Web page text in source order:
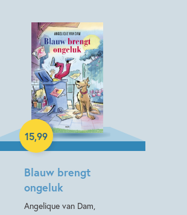
Blauw brengt
ongeluk
Angelique van Dam,
15,99
Hardcover